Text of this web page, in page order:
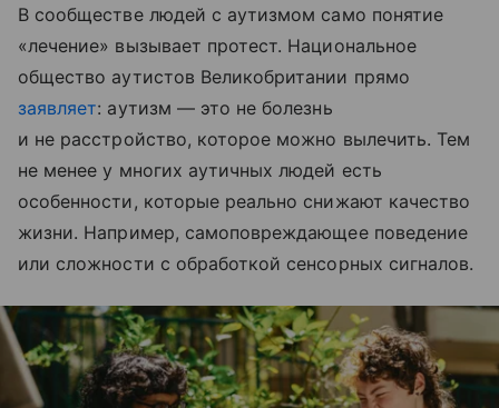
В сообществе людей с аутизмом само понятие
«лечение» вызывает протест. Национальное
общество аутистов Великобритании прямо
заявляет: аутизм — это не болезнь
и не расстройство, которое можно вылечить. Тем
не менее у многих аутичных людей есть
особенности, которые реально снижают качество
жизни. Например, самоповреждающее поведение
или сложности с обработкой сенсорных сигналов.